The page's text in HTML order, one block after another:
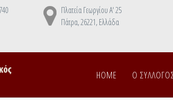
Πλατεία Γεωργίου Α' 25
Πάτρα, 26221, Ελλάδα
HOME Ο